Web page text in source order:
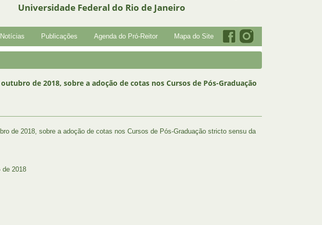
Universidade Federal do Rio de Janeiro
Notícias Publicações Agenda do Pró-Reitor Mapa do Site
outubro de 2018, sobre a adoção de cotas nos Cursos de Pós-Graduação
de 2018, sobre a adoção de cotas nos Cursos de Pós-Graduação stricto sensu da
de 2018